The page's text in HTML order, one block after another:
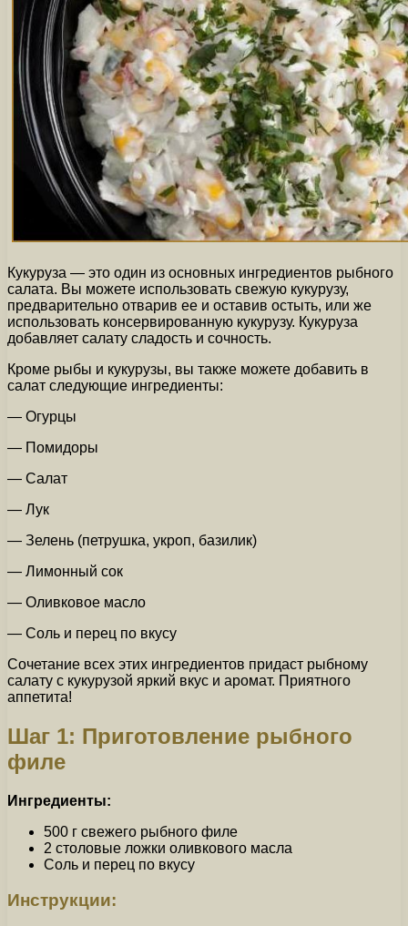
Кукуруза — это один из основных ингредиентов рыбного
салата. Вы можете использовать свежую кукурузу,
предварительно отварив ее и оставив остыть, или же
использовать консервированную кукурузу. Кукуруза
добавляет салату сладость и сочность.
Кроме рыбы и кукурузы, вы также можете добавить в
салат следующие ингредиенты:
— Огурцы
— Помидоры
— Салат
— Лук
— Зелень (петрушка, укроп, базилик)
— Лимонный сок
— Оливковое масло
— Соль и перец по вкусу
Сочетание всех этих ингредиентов придаст рыбному
салату с кукурузой яркий вкус и аромат. Приятного
аппетита!
Шаг 1: Приготовление рыбного
филе
Ингредиенты:
500 г свежего рыбного филе
2 столовые ложки оливкового масла
Соль и перец по вкусу
Инструкции: